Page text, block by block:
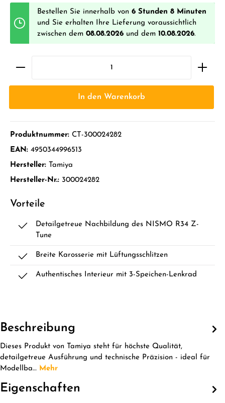
Bestellen Sie innerhalb von 6 Stunden 8 Minuten
und Sie erhalten Ihre Lieferung voraussichtlich
zwischen dem 08.08.2026 und dem 10.08.2026.
In den Warenkorb
Produktnummer: CT-300024282
EAN: 4950344996513
Hersteller: Tamiya
Hersteller-Nr.: 300024282
Vorteile
Detailgetreue Nachbildung des NISMO R34 Z-
Tune
Breite Karosserie mit Lüftungsschlitzen
Authentisches Interieur mit 3-Speichen-Lenkrad
Beschreibung
Dieses Produkt von Tamiya steht für höchste Qualität,
detailgetreue Ausführung und technische Präzision - ideal für
Modellba… Mehr
Eigenschaften